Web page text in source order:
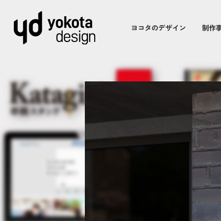
ヨコタのデザイン 制作